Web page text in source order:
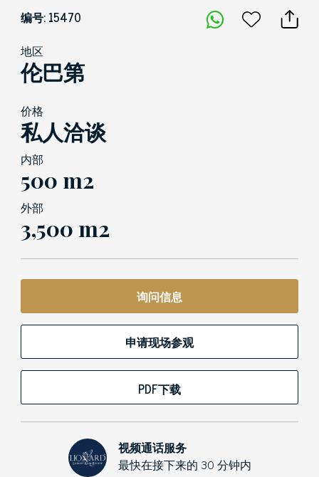
编号: 15470
地区
伦巴第
价格
私人洽谈
内部
500 m2
外部
3,500 m2
询问信息
申请现场参观
PDF下载
视频通话服务
最快在接下来的 30 分钟内